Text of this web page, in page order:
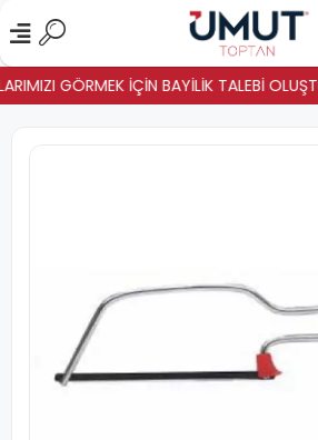
GÖRMEK İÇİN BAYİLİK TALEBİ